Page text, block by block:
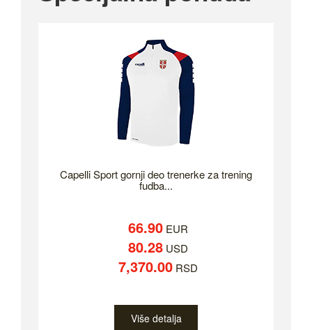
Capelli Sport gornji deo trenerke za trening
fudba...
66.90EUR
80.28USD
7,370.00RSD
Više detalja